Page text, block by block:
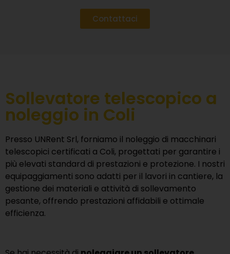
Contattaci
Sollevatore telescopico a
noleggio in Coli
Presso UNRent Srl, forniamo il noleggio di macchinari
telescopici certificati a Coli, progettati per garantire i
più elevati standard di prestazioni e protezione. I nostri
equipaggiamenti sono adatti per il lavori in cantiere, la
gestione dei materiali e attività di sollevamento
pesante, offrendo prestazioni affidabili e ottimale
efficienza.